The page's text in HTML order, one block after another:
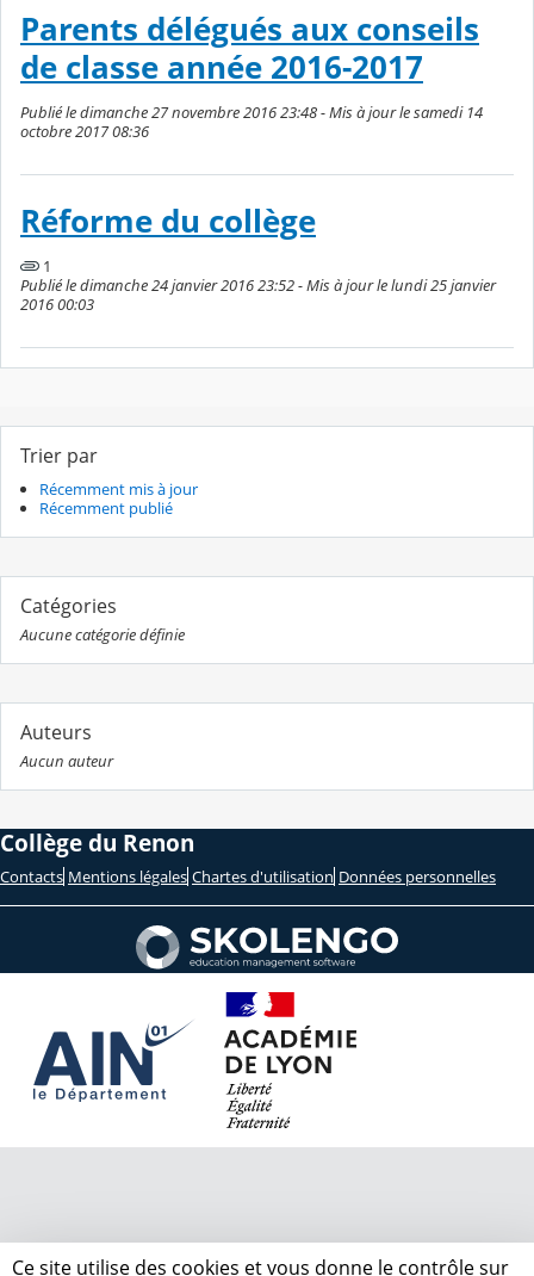
Parents délégués aux conseils
de classe année 2016-2017
Publié le dimanche 27 novembre 2016 23:48 - Mis à jour le samedi 14
octobre 2017 08:36
Réforme du collège
1
Publié le dimanche 24 janvier 2016 23:52 - Mis à jour le lundi 25 janvier
2016 00:03
Trier par
Récemment mis à jour
Récemment publié
Catégories
Aucune catégorie définie
Auteurs
Aucun auteur
Collège du Renon
Contacts Mentions légales Chartes d'utilisation Données personnelles
Ce site utilise des cookies et vous donne le contrôle sur